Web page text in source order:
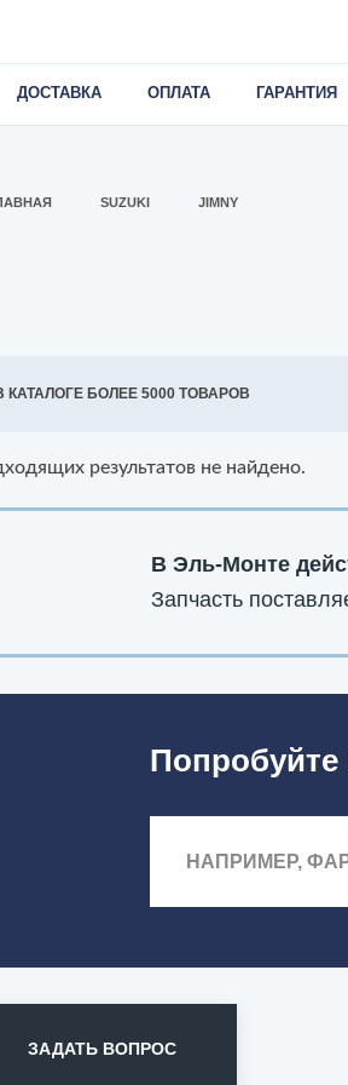
ДОСТАВКА ОПЛАТА ГАРАНТИЯ
SUZUKI JIMNY
КАТАЛОГЕ БОЛЕЕ 5000 ТОВАРОВ
результатов не найдено.
В Эль-Монте
Запчасть
Попробуйте
ЗАДАТЬ ВОПРОС